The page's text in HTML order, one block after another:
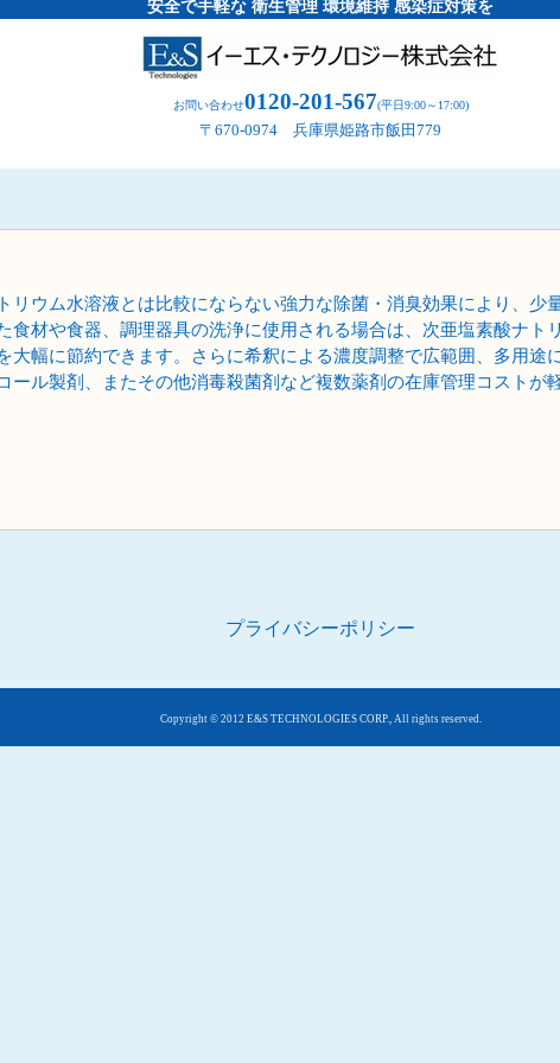
安全で手軽な 衛生管理 環境維持 感染症対策を
お問い合わせ0120-201-567(平日9:00～17:00)
〒670-0974 兵庫県姫路市飯田779
リウム水溶液とは比較にならない強力な除菌・消臭効果により、少
食材や食器、調理器具の洗浄に使用される場合は、次亜塩素酸ナト
大幅に節約できます。さらに希釈による濃度調整で広範囲、多用途
ール製剤、またその他消毒殺菌剤など複数薬剤の在庫管理コストが
プライバシーポリシー
Copyright © 2012 E&S TECHNOLOGIES CORP., All rights reserved.